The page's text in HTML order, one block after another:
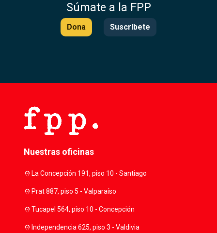
Súmate a la FPP
Dona Suscríbete
Nuestras oficinas
location_onLa Concepción 191, piso 10 - Santiago
location_onPrat 887, piso 5 - Valparaíso
location_onTucapel 564, piso 10 - Concepción
location_onIndependencia 625, piso 3 - Valdivia